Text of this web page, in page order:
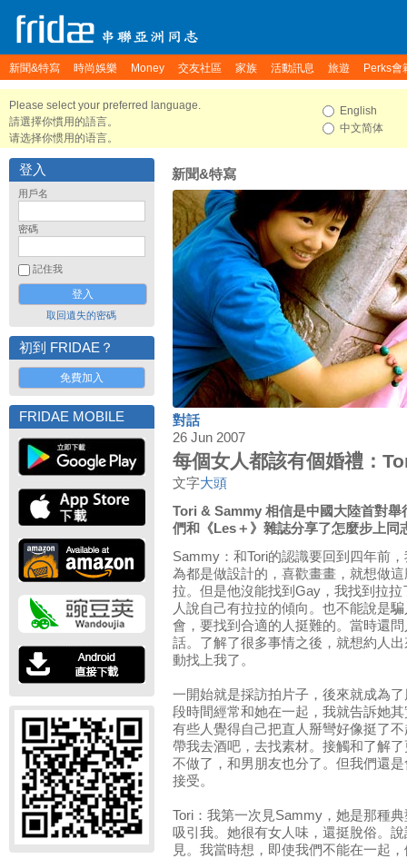
新聞&特寫 時尚娛樂 Money 交友社區 家族 活動訊息 旅遊 Perks會
Please select your preferred language.
請選擇你慣用的語言。
请选择你惯用的语言。
English
中文简体
登入
用戶名
密碼
記住我
取回遺失的密碼
初到 FRIDAE？
免費加入
FRIDAE MOBILE
新聞&特寫
對話
26 Jun 2007
每個女人都該有個婚禮：
文字大頭
Tori & Sammy 相信是中國大陸首對
們和《Les＋》雜誌分享了怎麼步上同
Sammy：和Tori的認識要回到四年前
為都是做設計的，喜歡畫畫，就想做
拉。但是他沒能找到Gay，我找到拉
人說自己有拉拉的傾向。也不能說是
會，要找到合適的人挺難的。當時還
話。了解了很多事情之後，就想約人
動找上我了。
一開始就是採訪拍片子，後來就成為
段時間經常和她在一起，我就告訴她
有些人覺得自己把直人掰彎好像挺了
帶我去酒吧，去找素材。接觸和了解
不做了，和男朋友也分了。但我們還
接受。
Tori：我第一次見Sammy，她是那種
吸引我。她很有女人味，還挺脫俗。
見。我當時想，即使我們不能在一起